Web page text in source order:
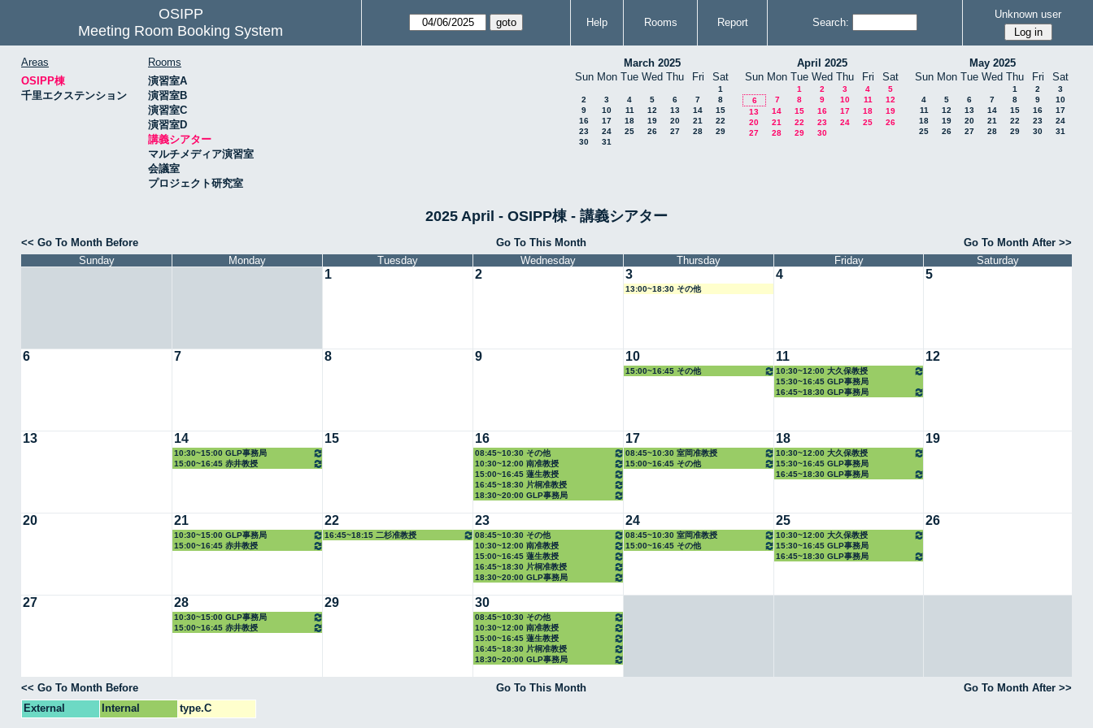
OSIPP
Meeting Room Booking System
Help Rooms Report Search:
Unknown user
Areas
OSIPP棟
千里エクステンション
Rooms
演習室A
演習室B
演習室C
演習室D
講義シアター
マルチメディア演習室
会議室
プロジェクト研究室
March 2025
Sun Mon Tue Wed Thu Fri Sat
1
2
3 4 5 6 7
8
9
10 11 12 13 14
15
16
17 18 19 20 21
22
23
24 25 26 27 28
29
30
31
April 2025
Sun Mon Tue Wed Thu Fri Sat
1 2 3 4
5
6
7 8 9 10 11
12
13
14 15 16 17 18
19
20
21 22 23 24 25
26
27
28 29 30
May 2025
Sun Mon Tue Wed Thu Fri Sat
1 2
3
4
5 6 7 8 9
10
11
12 13 14 15 16
17
18
19 20 21 22 23
24
25
26 27 28 29 30 31
2025 April - OSIPP棟 - 講義シアター
<< Go To Month Before Go To This Month
Go To Month After >>
Sunday
Monday Tuesday Wednesday Thursday Friday Saturday
1 2 3
13:00~18:30 その他
4 5
6 7 8 9 10
15:00~16:45 その他
11
10:30~12:00 大久保教授
15:30~16:45 GLP事務局
16:45~18:30 GLP事務局
12
13 14
10:30~15:00 GLP事務局
15:00~16:45 赤井教授
15 16
08:45~10:30 その他
10:30~12:00 南准教授
15:00~16:45 蓮生教授
16:45~18:30 片桐准教授
18:30~20:00 GLP事務局
17
08:45~10:30 室岡准教授
15:00~16:45 その他
18
10:30~12:00 大久保教授
15:30~16:45 GLP事務局
16:45~18:30 GLP事務局
19
20 21
10:30~15:00 GLP事務局
15:00~16:45 赤井教授
22
16:45~18:15 二杉准教授
23
08:45~10:30 その他
10:30~12:00 南准教授
15:00~16:45 蓮生教授
16:45~18:30 片桐准教授
18:30~20:00 GLP事務局
24
08:45~10:30 室岡准教授
15:00~16:45 その他
25
10:30~12:00 大久保教授
15:30~16:45 GLP事務局
16:45~18:30 GLP事務局
26
27 28
10:30~15:00 GLP事務局
15:00~16:45 赤井教授
29 30
08:45~10:30 その他
10:30~12:00 南准教授
15:00~16:45 蓮生教授
16:45~18:30 片桐准教授
18:30~20:00 GLP事務局
<< Go To Month Before Go To This Month
Go To Month After >>
External
Internal type.C